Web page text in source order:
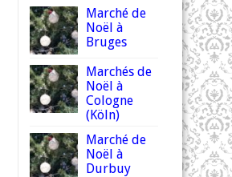
Marché de
Noël à
Bruges
Marchés de
Noël à
Cologne
(Köln)
Marché de
Noël à
Durbuy